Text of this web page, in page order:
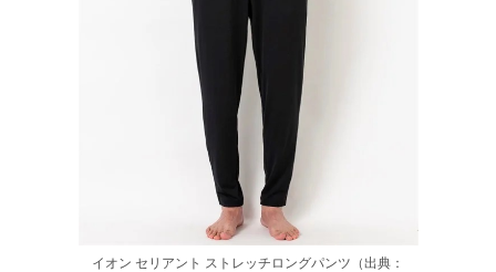
イオン セリアント ストレッチロングパンツ（出典：